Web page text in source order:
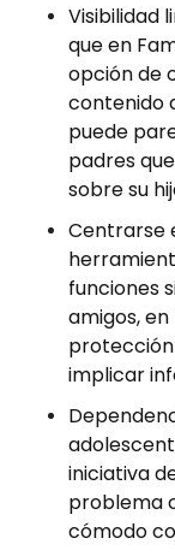
Visibilidad
que en
opción de
contenido
puede
padres
sobre su
Centrarse
funciones
amigos,
implicar
iniciativa
problema
cómodo